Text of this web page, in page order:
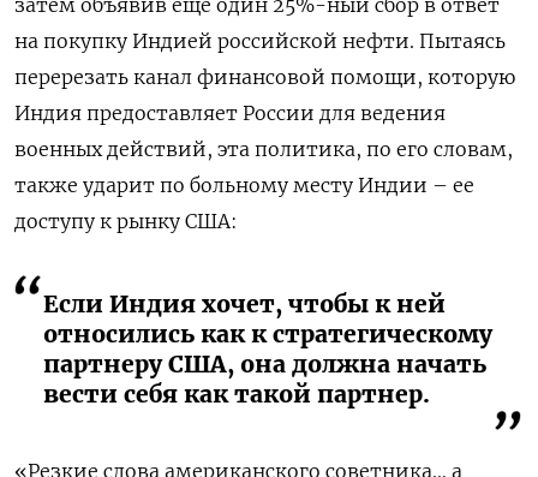
на покупку Индией российской нефти. Пытаясь
перерезать канал финансовой помощи, которую
Индия предоставляет России для ведения
военных действий, эта политика, по его словам,
также ударит по больному месту Индии – ее
доступу к рынку США:
Если Индия хочет, чтобы к ней
относились как к стратегическому
партнеру США, она должна начать
вести себя как такой партнер.
«Резкие слова американского советника… а